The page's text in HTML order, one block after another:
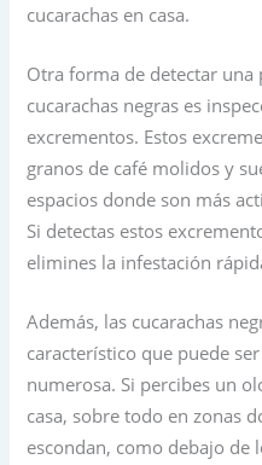
cucarachas en casa.
Otra forma de detectar una
cucarachas negras es
excrementos. Estos
granos de café molidos y
espacios donde son más
Si detectas estos
elimines la infestación
Además, las cucarachas
característico que puede
numerosa. Si percibes un
casa, sobre todo en zonas
escondan, como debajo de